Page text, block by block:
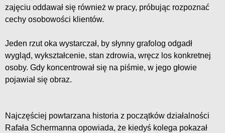
zajęciu oddawał się również w pracy, próbując rozpoznać
cechy osobowości klientów.
Jeden rzut oka wystarczał, by słynny grafolog odgadł
wygląd, wykształcenie, stan zdrowia, wręcz los konkretnej
osoby. Gdy koncentrował się na piśmie, w jego głowie
pojawiał się obraz.
Najczęściej powtarzana historia z początków działalności
Rafała Schermanna opowiada, że kiedyś kolega pokazał